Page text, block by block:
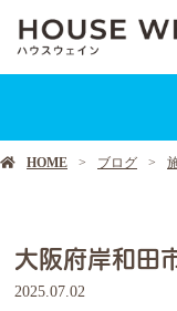
HOME ブログ
大阪府岸和田
2025.07.02